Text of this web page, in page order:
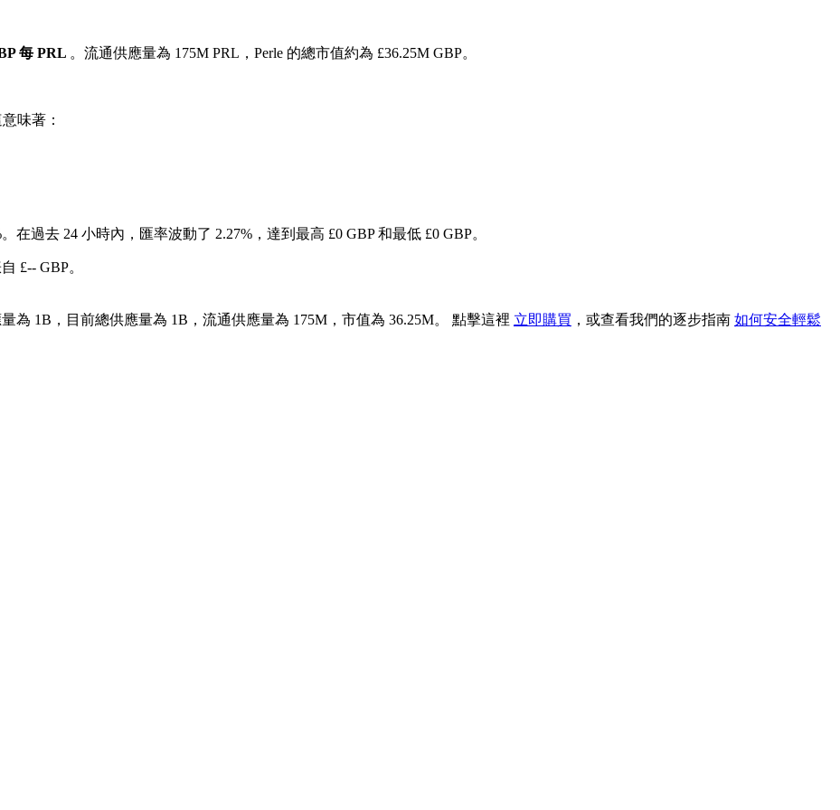
每 PRL 。流通供應量為 175M PRL，Perle 的總市值約為 £36.25M GBP。
味著：
在過去 24 小時內，匯率波動了 2.27%，達到最高 £0 GBP 和最低 £0 GBP。
£-- GBP。
為 1B，目前總供應量為 1B，流通供應量為 175M，市值為 36.25M。 點擊這裡 立即購買 ，或查看我們的逐步指南 如何安全輕鬆